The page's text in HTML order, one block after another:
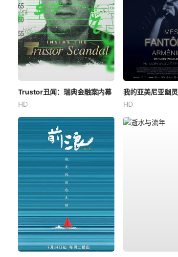
Trustor丑闻：瑞典金融案内幕
HD
我的亚美尼亚幽灵
HD